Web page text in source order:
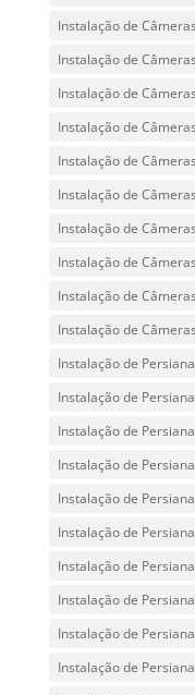
Instalação de
Instalação de
Instalação de
Instalação de
Instalação de
Instalação de
Instalação de
Instalação de
Instalação de
Instalação de
Instalação de
Instalação de
Instalação de
Instalação de
Instalação de
Instalação de
Instalação de
Instalação de
Instalação de
Instalação de